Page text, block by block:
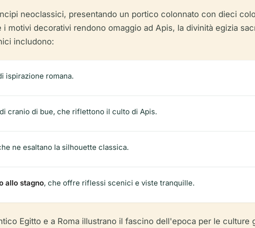
neoclassici, presentando un portico colonnato con dieci
motivi decorativi rendono omaggio ad Apis, la divinità egizia
includono:
ispirazione romana.
cranio di bue, che riflettono il culto di Apis.
ne esaltano la silhouette classica.
allo stagno, che offre riflessi scenici e viste tranquille.
Egitto e a Roma illustrano il fascino dell'epoca per le culture